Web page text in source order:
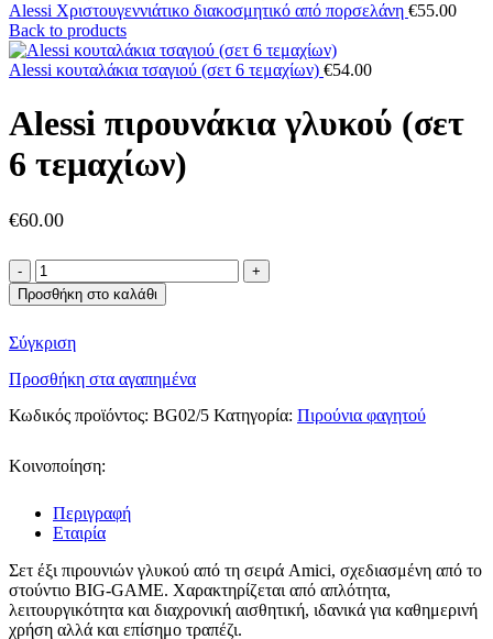
Alessi Χριστουγεννιάτικο διακοσμητικό από πορσελάνη €55.00
Back to products
Alessi κουταλάκια τσαγιού (σετ 6 τεμαχίων) €54.00
Alessi πιρουνάκια γλυκού (σετ
6 τεμαχίων)
€60.00
Alessi
πιρουνάκια
γλυκού
6
ποσότητα
Προσθήκη στο καλάθι
Σύγκριση
Προσθήκη στα αγαπημένα
Κωδικός προϊόντος: BG02/5 Κατηγορία: Πιρούνια φαγητού
Κοινοποίηση:
Περιγραφή
Εταιρία
Σετ έξι πιρουνιών γλυκού από τη σειρά Amici, σχεδιασμένη από το
στούντιο BIG-GAME. Χαρακτηρίζεται από απλότητα,
λειτουργικότητα και διαχρονική αισθητική, ιδανικά για καθημερινή
χρήση αλλά και επίσημο τραπέζι.